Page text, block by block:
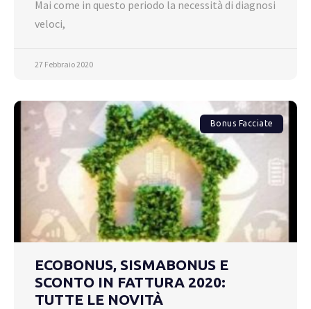
Mai come in questo periodo la necessità di diagnosi
veloci,
27 Febbraio 2020
Bonus Facciate
ECOBONUS, SISMABONUS E
SCONTO IN FATTURA 2020:
TUTTE LE NOVITÀ